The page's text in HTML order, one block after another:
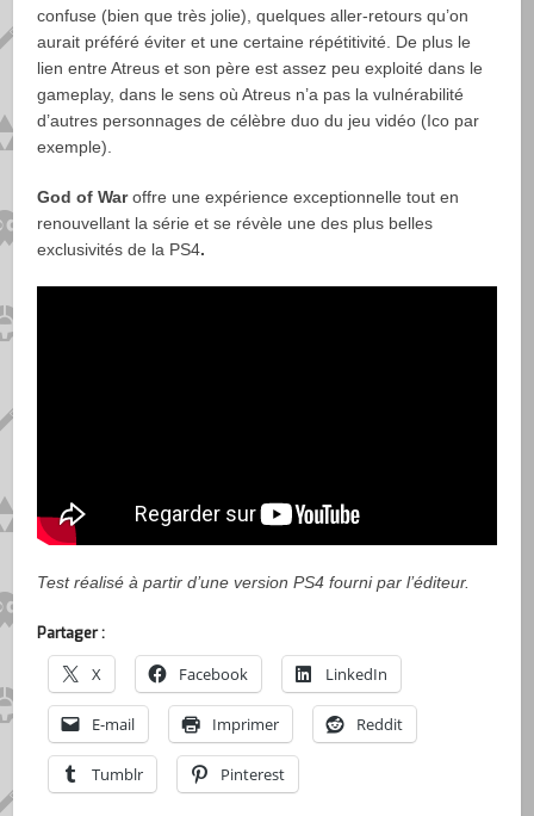
confuse (bien que très jolie), quelques aller-retours qu’on
aurait préféré éviter et une certaine répétitivité. De plus le
lien entre Atreus et son père est assez peu exploité dans le
gameplay, dans le sens où Atreus n’a pas la vulnérabilité
d’autres personnages de célèbre duo du jeu vidéo (Ico par
exemple).
God of Waroffre une expérience exceptionnelle tout en
renouvellant la série et se révèle une des plus belles
exclusivités de la PS4.
Test réalisé à partir d’une version PS4 fourni par l’éditeur.
Partager :
X Facebook LinkedIn
E-mail Imprimer Reddit
Tumblr Pinterest